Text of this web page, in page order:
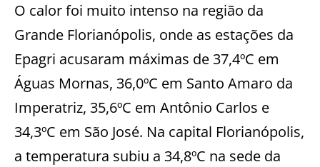
O calor foi muito intenso na região da
Grande Florianópolis, onde as estações da
Epagri acusaram máximas de 37,4ºC em
Águas Mornas, 36,0ºC em Santo Amaro da
Imperatriz, 35,6ºC em Antônio Carlos e
34,3ºC em São José. Na capital Florianópolis,
a temperatura subiu a 34,8ºC na sede da